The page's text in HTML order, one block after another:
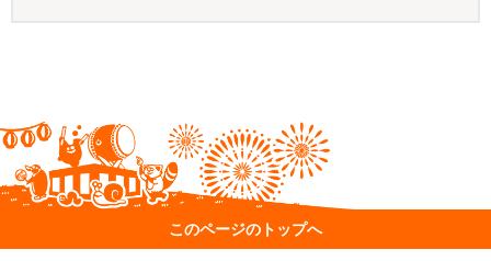
このページのトップへ